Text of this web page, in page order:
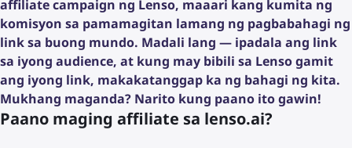
affiliate campaign ng Lenso, maaari kang kumita ng
komisyon sa pamamagitan lamang ng pagbabahagi ng
link sa buong mundo. Madali lang — ipadala ang link
sa iyong audience, at kung may bibili sa Lenso gamit
ang iyong link, makakatanggap ka ng bahagi ng kita.
Mukhang maganda? Narito kung paano ito gawin!
Paano maging affiliate sa lenso.ai?